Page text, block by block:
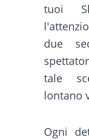
tuoi
due
tale
lontano
Ogni